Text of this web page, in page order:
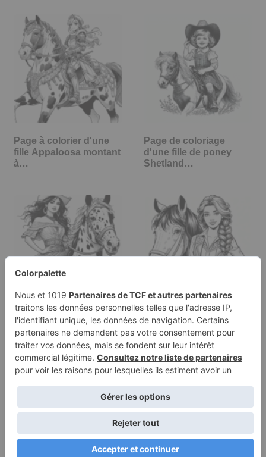
Page à colorier d'une
fille Appaloosa montant
à…
Page de coloriage
d'une fille de poney
Shetland…
Page à colorier d'une
fille Appaloosa
chevauchant un…
Page de coloriage
d'une jeune femme à
cheval sur un…